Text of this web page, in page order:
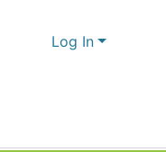
Log In
報